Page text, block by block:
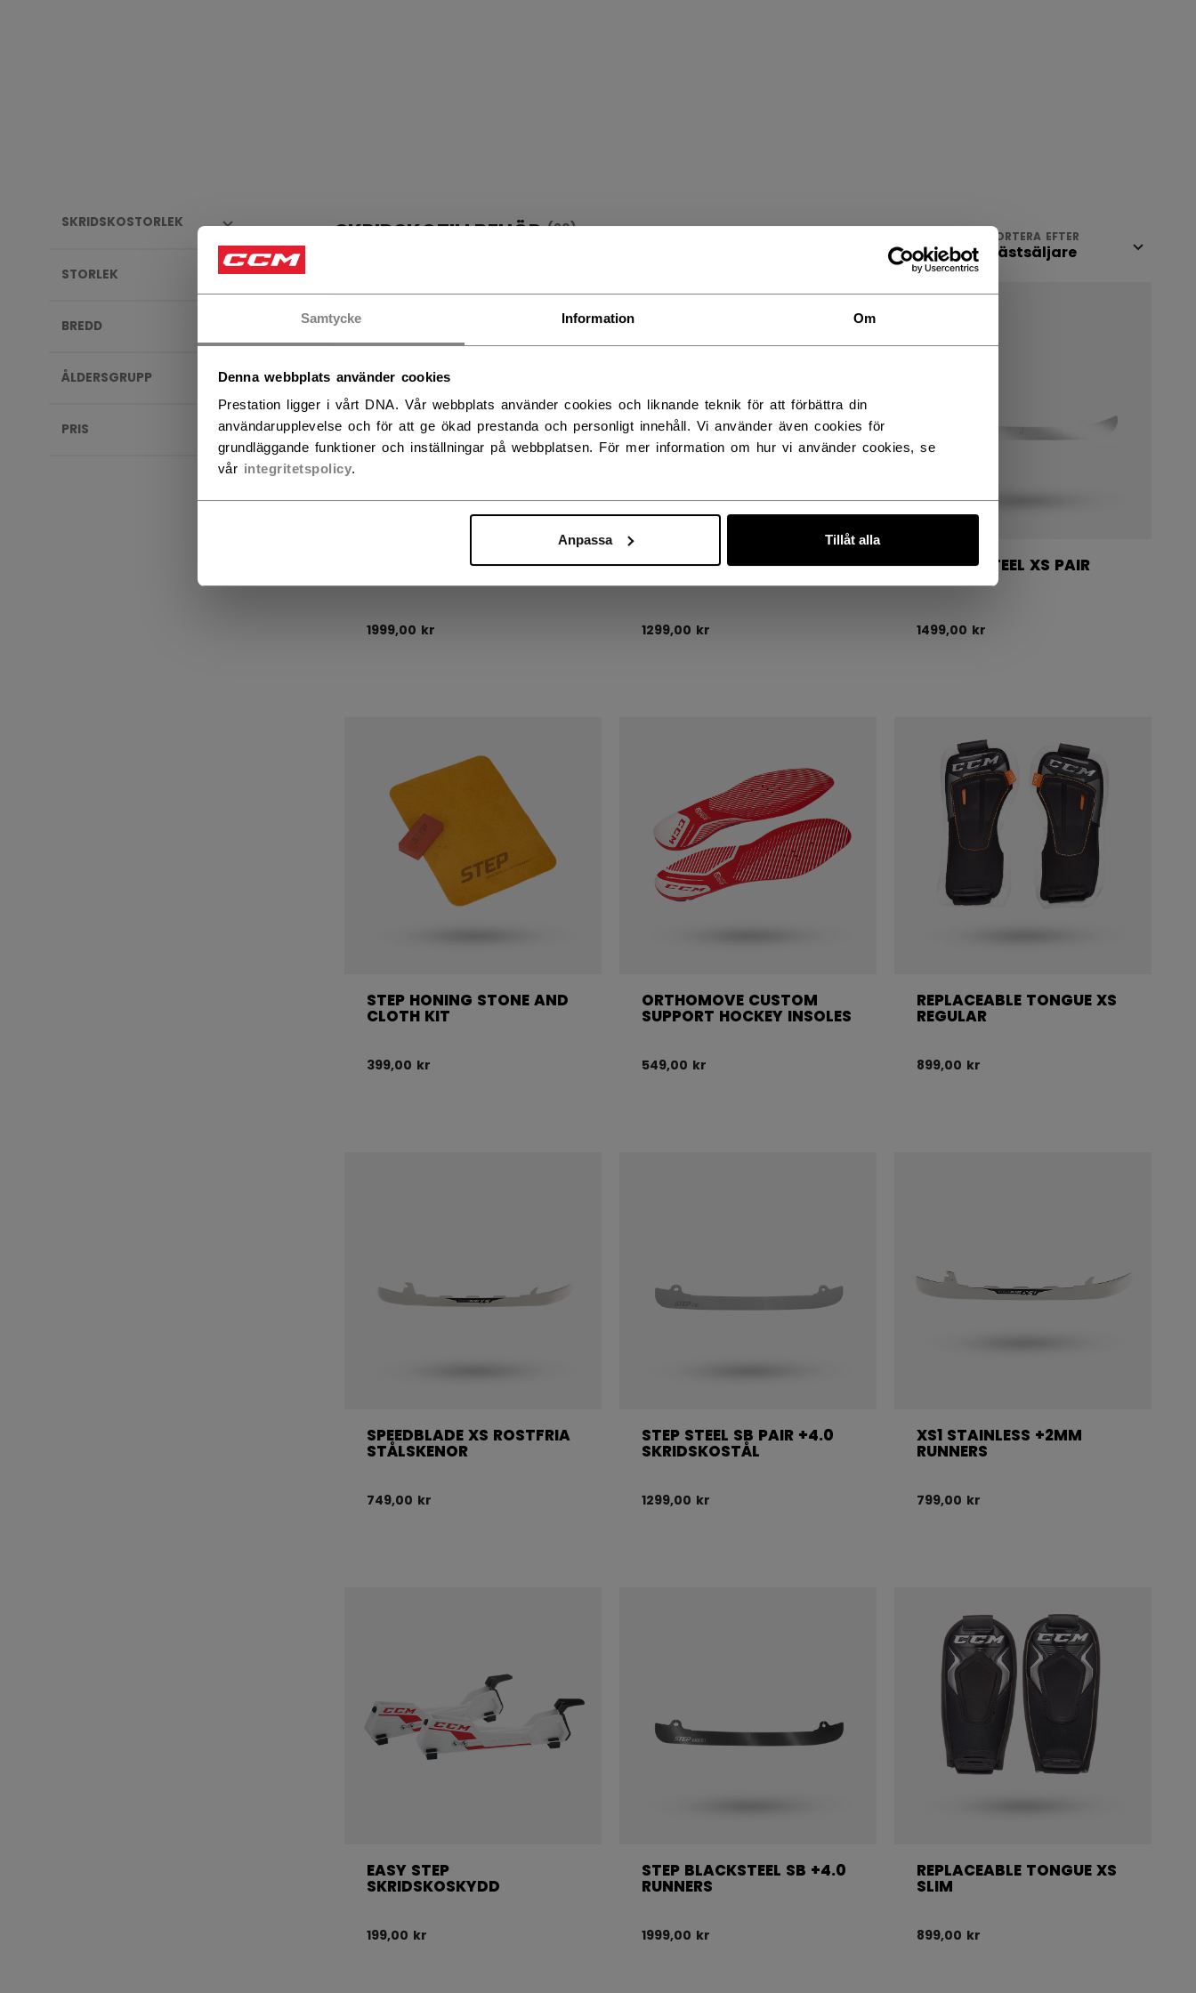
Samtycke Information Om
Denna webbplats använder cookies
Prestation ligger i vårt DNA. Vår webbplats använder cookies och liknande teknik för att förbättra din
användarupplevelse och för att ge ökad prestanda och personligt innehåll. Vi använder även cookies för
grundläggande funktioner och inställningar på webbplatsen. För mer information om hur vi använder cookies, se
vår integritetspolicy.
Anpassa Tillåt alla
SKRIDSKOSTORLEK
STORLEK
BREDD
ÅLDERSGRUPP
PRIS
SKRIDSKOTILLBEHÖR(20) SORTERA EFTER
STEP BLACKSTEEL XS PAIR
RUNNERS
1999,00 kr
STEP STEEL XS PAIR
RUNNERS
1299,00 kr
STEP V-STEEL XS PAIR
RUNNERS
1499,00 kr
STEP HONING STONE AND
CLOTH KIT
399,00 kr
ORTHOMOVE CUSTOM
SUPPORT HOCKEY INSOLES
549,00 kr
REPLACEABLE TONGUE XS
REGULAR
899,00 kr
SPEEDBLADE XS ROSTFRIA
STÅLSKENOR
749,00 kr
STEP STEEL SB PAIR +4.0
SKRIDSKOSTÅL
1299,00 kr
XS1 STAINLESS +2MM
RUNNERS
799,00 kr
EASY STEP
SKRIDSKOSKYDD
199,00 kr
STEP BLACKSTEEL SB +4.0
RUNNERS
1999,00 kr
REPLACEABLE TONGUE XS
SLIM
899,00 kr